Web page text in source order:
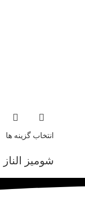
انتخاب گزینه ها
شومیز الناز